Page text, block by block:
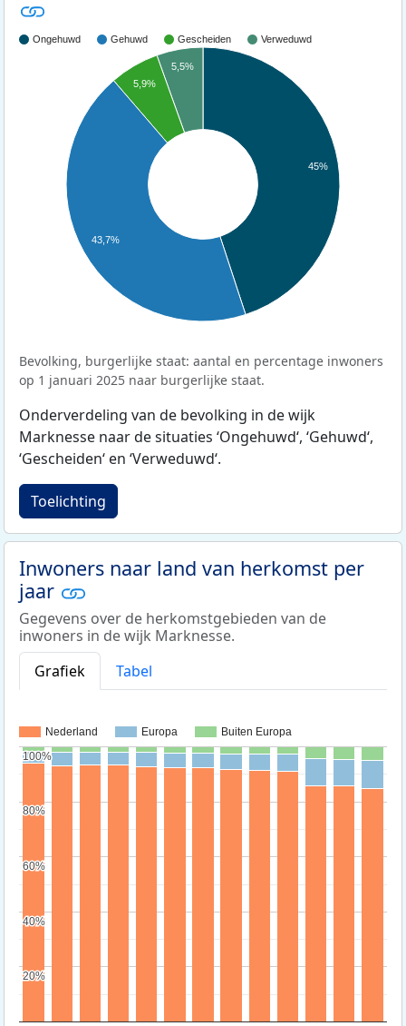
Ongehuwd Gehuwd Gescheiden Verweduwd
45%
5,5%
5,9%
43,7%
Bevolking, burgerlijke staat: aantal en percentage inwoners
op 1 januari 2025 naar burgerlijke staat.
Onderverdeling van de bevolking in de wijk
Marknesse naar de situaties ‘Ongehuwd‘, ‘Gehuwd‘,
‘Gescheiden‘ en ‘Verweduwd‘.
Toelichting
Inwoners naar land van herkomst per
jaar
Gegevens over de herkomstgebieden van de
inwoners in de wijk Marknesse.
Grafiek
Tabel
Nederland Europa Buiten Europa
20%
20%
40%
40%
60%
60%
80%
80%
100%
100%